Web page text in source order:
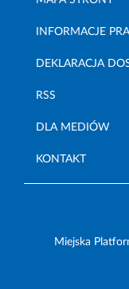
INFORMACJE
DEKLARACJA
RSS
DLA MEDIÓW
KONTAKT
Miejska